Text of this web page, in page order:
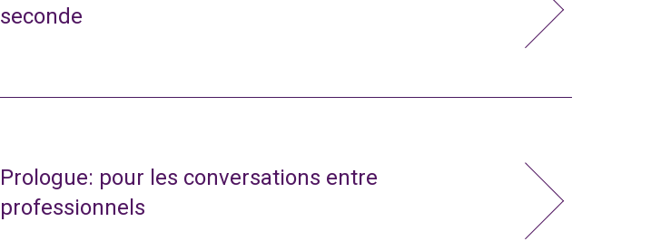
seconde
Prologue: pour les conversations entre
professionnels